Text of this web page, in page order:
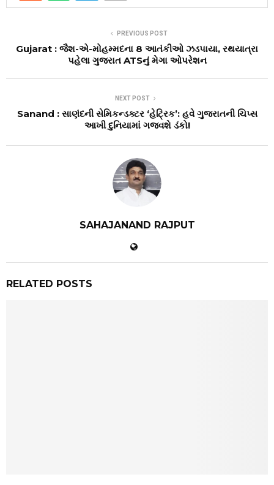
PREVIOUS POST
Gujarat : જૈશ-એ-મોહમ્મદના 8 આતંકીઓ ઝડપાયા, રથયાત્રા
પહેલા ગુજરાત ATSનું મેગા ઓપરેશન
NEXT POST
Sanand : સાણંદની સેમિકન્ડક્ટર ‘હેટ્રિક’: હવે ગુજરાતની ચિપ્સ
આખી દુનિયામાં ગજવશે ડંકો!
SAHAJANAND RAJPUT
RELATED POSTS